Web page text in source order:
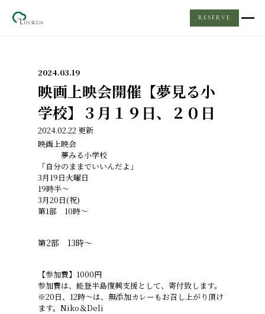
RESERVE
レンタルスペース
LDKについて
Event & News
ケータリング
2024.03.19
映画上映会開催【夢見る小
学校】３月１９日、２０日
2024.02.22 更新
映画上映会
夢みる小学校
「自分のままでいいんだよ」
3月19日火曜日
19時半〜
3月20日(祝)
第1部 10時〜
第2部 13時〜
【参加費】1000円
参加費は、能登半島復興支援として、寄付致します。
※20日、12時〜は、無添加カレーもお召し上がり頂け
ます。Niko＆Deli